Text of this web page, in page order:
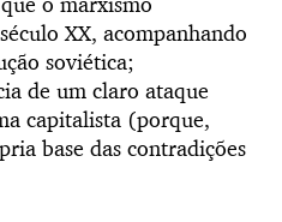
XX, acompanhando
soviética;
de um claro ataque
capitalista (porque,
base das contradições